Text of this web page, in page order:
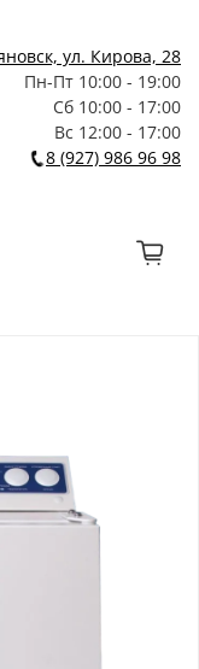
ул. Кирова, 28
Пн-Пт 10:00 - 19:00
Сб 10:00 - 17:00
Вс 12:00 - 17:00
8 (927) 986 96 98